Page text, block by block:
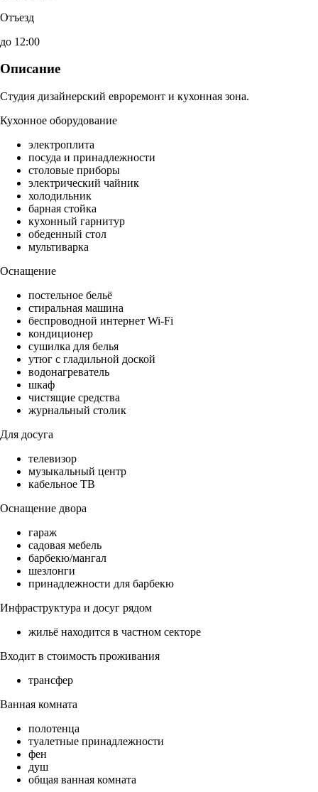
Отъезд
до 12:00
Описание
Студия дизайнерский евроремонт и кухонная зона.
Кухонное оборудование
электроплита
посуда и принадлежности
столовые приборы
электрический чайник
холодильник
барная стойка
кухонный гарнитур
обеденный стол
мультиварка
Оснащение
постельное бельё
стиральная машина
беспроводной интернет Wi-Fi
кондиционер
сушилка для белья
утюг с гладильной доской
водонагреватель
шкаф
чистящие средства
журнальный столик
Для досуга
телевизор
музыкальный центр
кабельное ТВ
Оснащение двора
гараж
садовая мебель
барбекю/мангал
шезлонги
принадлежности для барбекю
Инфраструктура и досуг рядом
жильё находится в частном секторе
Входит в стоимость проживания
трансфер
Ванная комната
полотенца
туалетные принадлежности
фен
душ
общая ванная комната